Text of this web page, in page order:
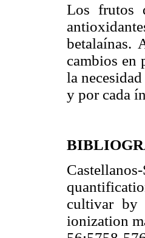
Los frutos
betalaínas.
cambios en
la
y por cada
cultivar by
ionization